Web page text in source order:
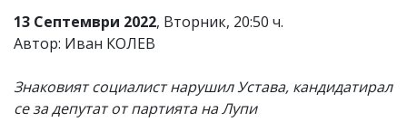
не
носи
отговорност
тях!
Ако
откриете
13 Септември 2022, Вторник, 20:50 ч.
Автор: Иван КОЛЕВ
Знаковият социалист нарушил Устава, кандидатирал
се за депутат от партията на Лупи